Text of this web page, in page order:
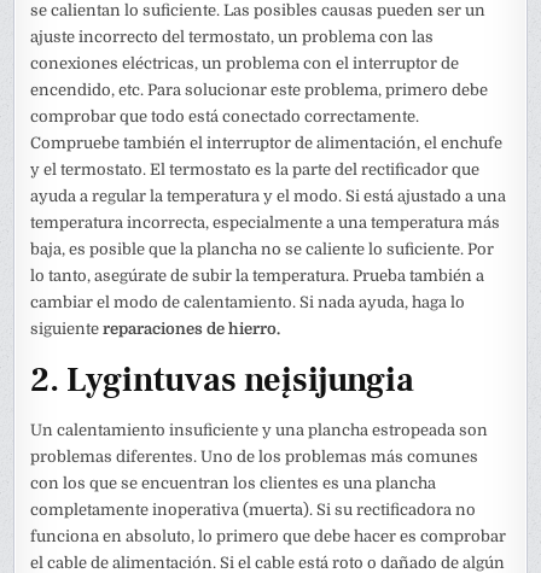
se calientan lo suficiente. Las posibles causas pueden ser un
ajuste incorrecto del termostato, un problema con las
conexiones eléctricas, un problema con el interruptor de
encendido, etc. Para solucionar este problema, primero debe
comprobar que todo está conectado correctamente.
Compruebe también el interruptor de alimentación, el enchufe
y el termostato. El termostato es la parte del rectificador que
ayuda a regular la temperatura y el modo. Si está ajustado a una
temperatura incorrecta, especialmente a una temperatura más
baja, es posible que la plancha no se caliente lo suficiente. Por
lo tanto, asegúrate de subir la temperatura. Prueba también a
cambiar el modo de calentamiento. Si nada ayuda, haga lo
siguientereparaciones de hierro.
2. Lygintuvas neįsijungia
Un calentamiento insuficiente y una plancha estropeada son
problemas diferentes. Uno de los problemas más comunes
con los que se encuentran los clientes es una plancha
completamente inoperativa (muerta). Si su rectificadora no
funciona en absoluto, lo primero que debe hacer es comprobar
el cable de alimentación. Si el cable está roto o dañado de algún